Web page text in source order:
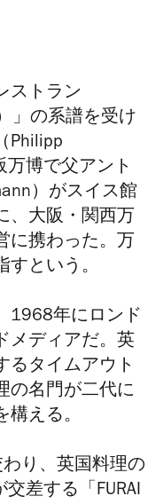
ストラン
」の系譜を受け
Philipp
万博で父アント
）がスイス館
大阪・関西万
に携わった。万
すという。
1968年にロンド
メディアだ。英
るタイムアウト
の名門が二代に
える。
り、 英国料理の
差する「 FURAI